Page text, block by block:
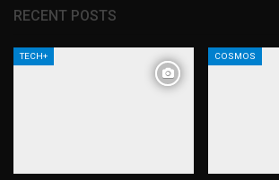
RECENT POSTS
TECH+ COSMOS